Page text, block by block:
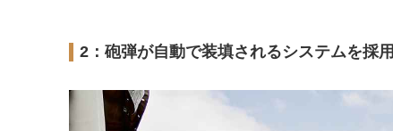
2：砲弾が自動で装填されるシステムを採用